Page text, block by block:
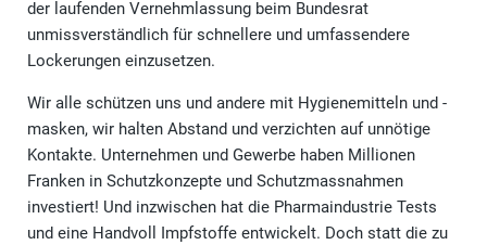
der laufenden Vernehmlassung beim Bundesrat
unmissverständlich für schnellere und umfassendere
Lockerungen einzusetzen.
Wir alle schützen uns und andere mit Hygienemitteln und -
masken, wir halten Abstand und verzichten auf unnötige
Kontakte. Unternehmen und Gewerbe haben Millionen
Franken in Schutzkonzepte und Schutzmassnahmen
investiert! Und inzwischen hat die Pharmaindustrie Tests
und eine Handvoll Impfstoffe entwickelt. Doch statt die zu